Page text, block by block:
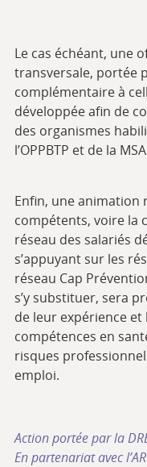
Le cas échéant, une
transversale, portée
complémentaire à
développée afin de
des organismes
l’OPPBTP et de la
Enfin, une animation
compétents, voire la
réseau des salariés
s’appuyant sur les
réseau Cap
s’y substituer, sera
de leur expérience
compétences en
risques
emploi.
Action portée par la
En partenariat avec